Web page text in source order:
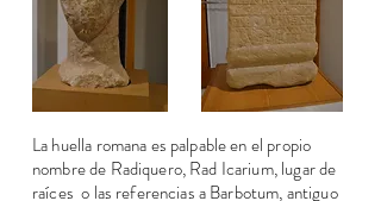
La huella romana es palpable en el propio
nombre de Radiquero, Rad Icarium, lugar de
raíces o las referencias a Barbotum, antiguo